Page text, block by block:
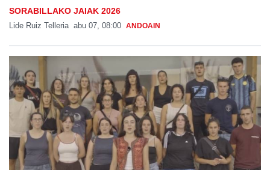
SORABILLAKO JAIAK 2026
Lide Ruiz Telleria abu 07, 08:00 ANDOAIN